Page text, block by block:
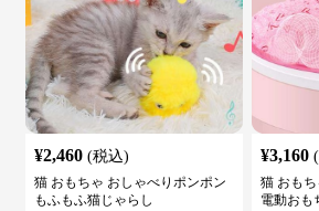
¥2,460 (税込)
猫 おもちゃ おしゃべりポンポン
もふもふ猫じゃらし
¥3,160
猫 おも
電動おも